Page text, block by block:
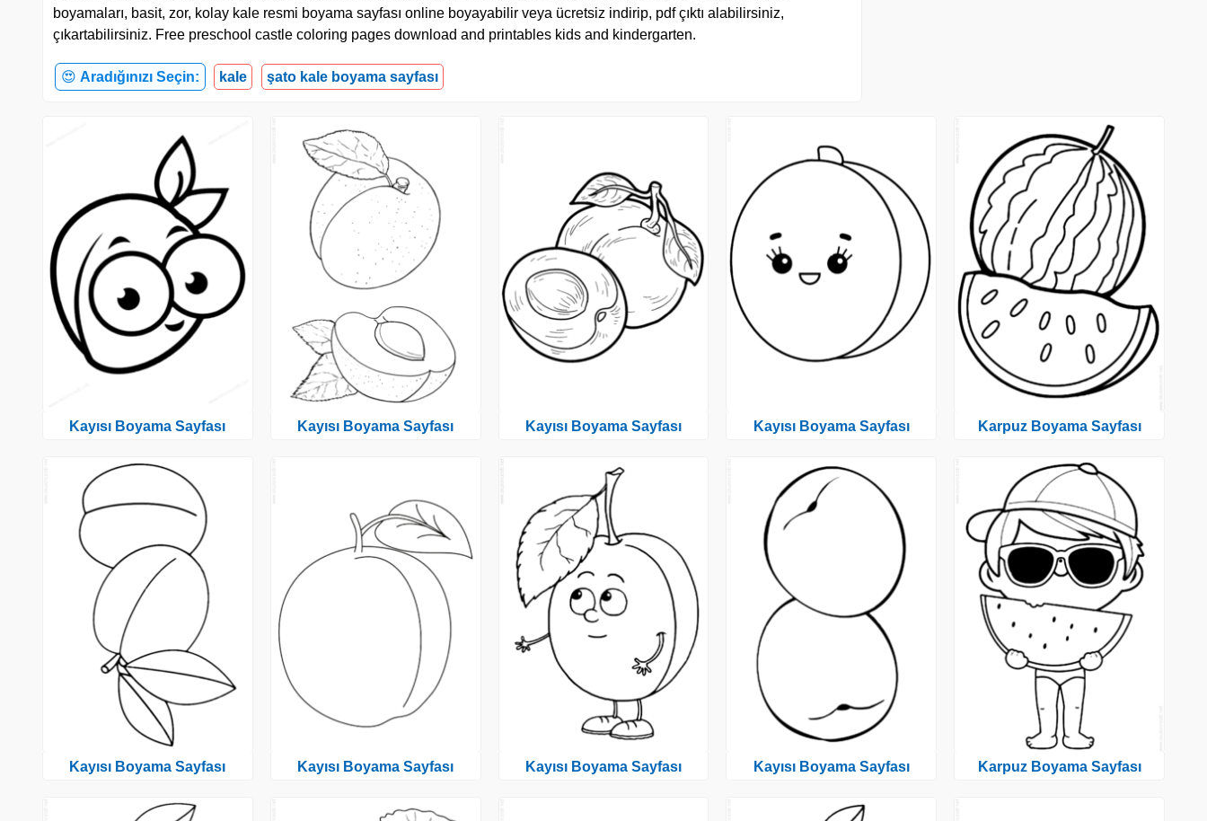
boyamaları, basit, zor, kolay kale resmi boyama sayfası online boyayabilir veya ücretsiz indirip, pdf çıktı alabilirsiniz,
çıkartabilirsiniz. Free preschool castle coloring pages download and printables kids and kindergarten.
😍 Aradığınızı Seçin: kale şato kale boyama sayfası
Kayısı Boyama Sayfası
Kayısı Boyama Sayfası
Kayısı Boyama Sayfası
Kayısı Boyama Sayfası
Kayısı Boyama Sayfası
Kayısı Boyama Sayfası
Kayısı Boyama Sayfası
Kayısı Boyama Sayfası
Karpuz Boyama Sayfası
Karpuz Boyama Sayfası